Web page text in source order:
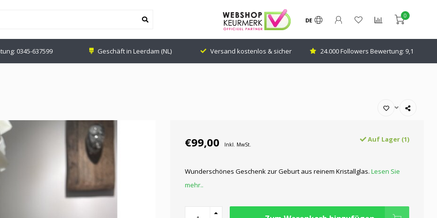
DE
0
0345-637599 Geschäft in Leerdam (NL) Versand kostenlos & sicher 24.000 Followers Bewertung: 9,1
€99,00 Inkl. MwSt.
Auf Lager (1)
Wunderschönes Geschenk zur Geburt aus reinem Kristallglas. Lesen Sie
mehr..